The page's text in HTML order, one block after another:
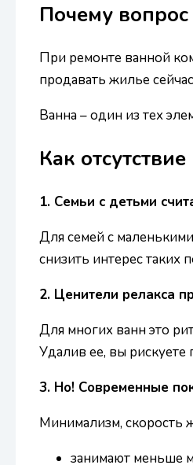
Почему
При ремонте ванной
продавать жилье
Ванна – один из тех
Как
1. Семьи с детьми
Для семей с
снизить интерес таких
2. Ценители релакса
Для многих ванн это
Удалив ее, вы
3. Но! Современные
Минимализм, скорость
занимают меньше